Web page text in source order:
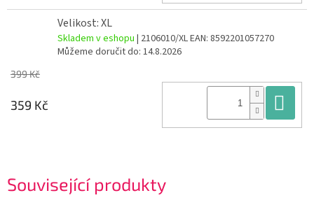
Související produkty
Velikost: XL
Skladem v eshopu | 2106010/XLEAN: 8592201057270
Můžeme doručit do: 14.8.2026
399 Kč
359 Kč